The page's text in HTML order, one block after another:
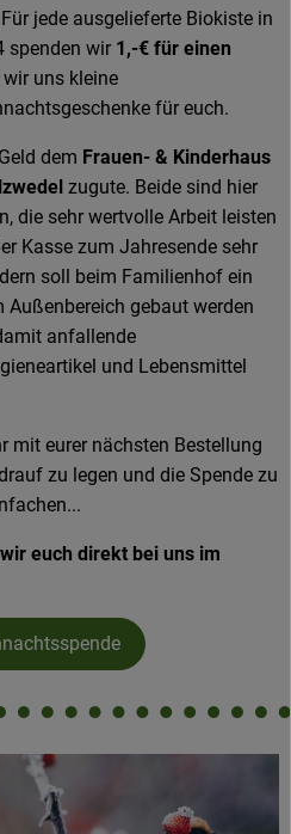
jede ausgelieferte Biokiste in
spenden wir 1,-€ für einen
uns kleine
für euch.
dem Frauen- & Kinderhaus
zugute. Beide sind hier
die sehr wertvolle Arbeit leisten
Kasse zum Jahresende sehr
soll beim Familienhof ein
gebaut werden
anfallende
und Lebensmittel
mit eurer nächsten Bestellung
zu legen und die Spende zu
euch direkt bei uns im